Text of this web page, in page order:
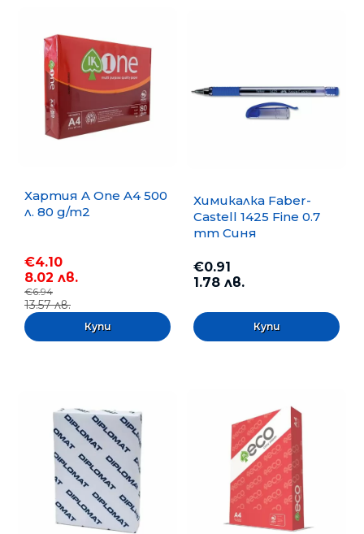
Хартия A One A4 500
л. 80 g/m2
€4.10
8.02 лв.
€6.94
13.57 лв.
Химикалка Faber-
Castell 1425 Fine 0.7
mm Синя
€0.91
1.78 лв.